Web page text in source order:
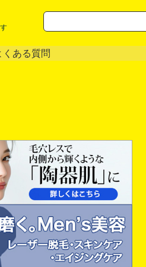
くある質問